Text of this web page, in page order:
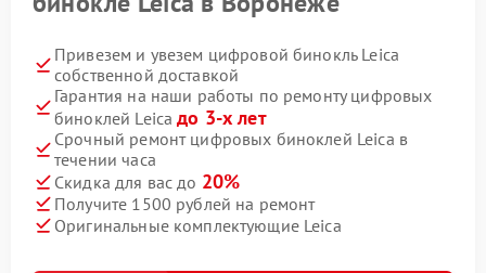
Привезем и увезем цифровой бинокль Leica
собственной доставкой
Гарантия на наши работы по ремонту цифровых
биноклей Leicaдо 3-х лет
Срочный ремонт цифровых биноклей Leica в
течении часа
Скидка для вас до 20%
Получите 1500 рублей на ремонт
Оригинальные комплектующие Leica